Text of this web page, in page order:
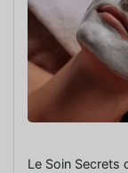
Le Soin Secrets